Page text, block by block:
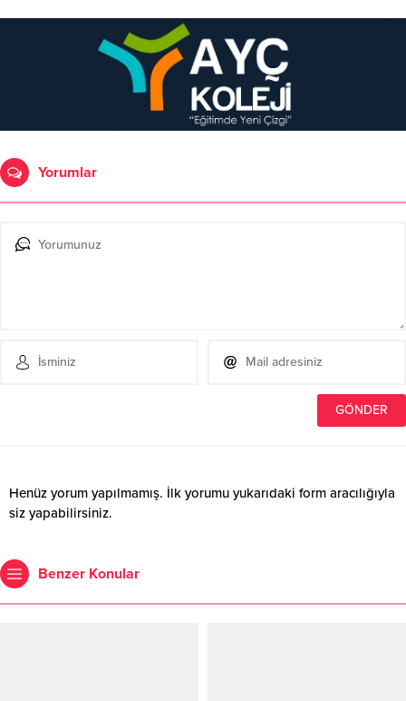
Yorumlar
Henüz yorum yapılmamış. İlk yorumu yukarıdaki form aracılığıyla
siz yapabilirsiniz.
Benzer Konular